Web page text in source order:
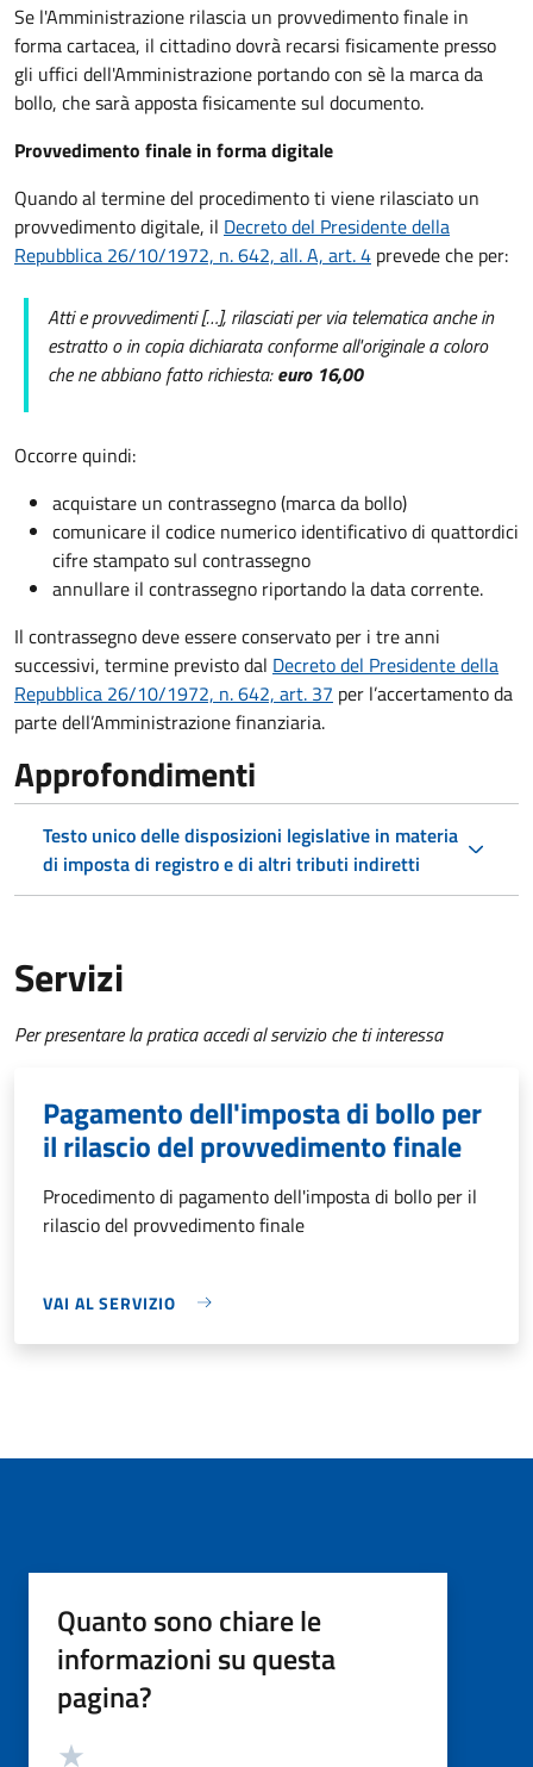
Se l'Amministrazione rilascia un provvedimento finale in
forma cartacea, il cittadino dovrà recarsi fisicamente presso
gli uffici dell'Amministrazione portando con sè la marca da
bollo, che sarà apposta fisicamente sul documento.
Provvedimento finale in forma digitale
Quando al termine del procedimento ti viene rilasciato un
provvedimento digitale, il Decreto del Presidente della
Repubblica 26/10/1972, n. 642, all. A, art. 4 prevede che per:
Atti e provvedimenti […], rilasciati per via telematica anche in
estratto o in copia dichiarata conforme all'originale a coloro
che ne abbiano fatto richiesta:euro 16,00
Occorre quindi:
acquistare un contrassegno (marca da bollo)
comunicare il codice numerico identificativo di quattordici
cifre stampato sul contrassegno
annullare il contrassegno riportando la data corrente.
Il contrassegno deve essere conservato per i tre anni
successivi, termine previsto dal Decreto del Presidente della
Repubblica 26/10/1972, n. 642, art. 37 per l’accertamento da
parte dell’Amministrazione finanziaria.
Approfondimenti
Testo unico delle disposizioni legislative in materia
di imposta di registro e di altri tributi indiretti
Servizi
Per presentare la pratica accedi al servizio che ti interessa
Pagamento dell'imposta di bollo per
il rilascio del provvedimento finale
Procedimento di pagamento dell'imposta di bollo per il
rilascio del provvedimento finale
VAI AL SERVIZIO
Quanto sono chiare le
informazioni su questa
pagina?
Valutazione